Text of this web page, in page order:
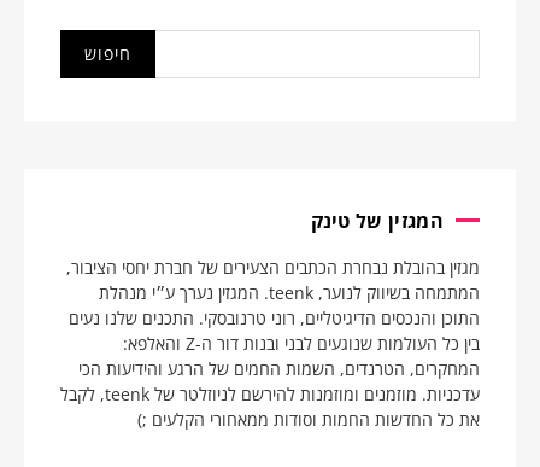
המגזין של טינק
מגזין בהובלת נבחרת הכתבים הצעירים של חברת יחסי הציבור,
המתמחה בשיווק לנוער, teenk. המגזין נערך ע״י מנהלת
התוכן והנכסים הדיגיטליים, רוני טרנובסקי. התכנים שלנו נעים
בין כל העולמות שנוגעים לבני ובנות דור ה-Z והאלפא:
המחקרים, הטרנדים, השמות החמים של הרגע והידיעות הכי
עדכניות. מוזמנים ומוזמנות להירשם לניוזלטר של teenk, לקבל
את כל החדשות החמות וסודות ממאחורי הקלעים ;)